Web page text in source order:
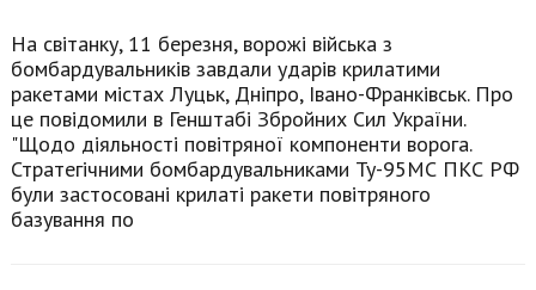
На світанку, 11 березня, ворожі війська з
бомбардувальників завдали ударів крилатими
ракетами містах Луцьк, Дніпро, Івано-Франківськ. Про
це повідомили в Генштабі Збройних Сил України.
"Щодо діяльності повітряної компоненти ворога.
Стратегічними бомбардувальниками Ту-95МС ПКС РФ
були застосовані крилаті ракети повітряного
базування по